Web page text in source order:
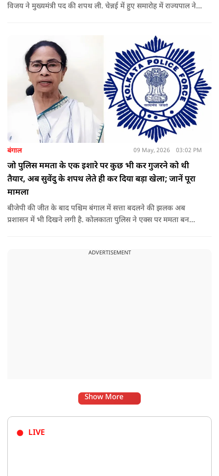
विजय ने मुख्यमंत्री पद की शपथ ली. चेन्नई में हुए समारोह में राज्यपाल ने
बंगाल 09 May, 2026 03:02 PM
जो पुलिस ममता के एक इशारे पर कुछ भी कर गुजरने को थी
तैयार, अब सुवेंदु के शपथ लेते ही कर दिया बड़ा खेला; जानें पूरा
मामला
बीजेपी की जीत के बाद पश्चिम बंगाल में सत्ता बदलने की झलक अब
प्रशासन में भी दिखने लगी है. कोलकाता पुलिस ने एक्स पर ममता बनर्जी
ADVERTISEMENT
Show More
LIVE